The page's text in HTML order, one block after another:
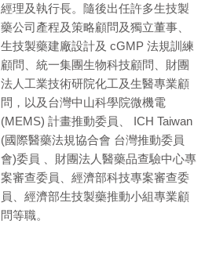
經理及執行長。隨後出任許多生技製
藥公司產程及策略顧問及獨立董事、
生技製藥建廠設計及 cGMP 法規訓練
顧問、統一集團生物科技顧問、財團
法人工業技術研院化工及生醫專業顧
問，以及台灣中山科學院微機電
(MEMS) 計畫推動委員、 ICH Taiwan
(國際醫藥法規協合會 台灣推動委員
會)委員 、財團法人醫藥品查驗中心專
案審查委員、經濟部科技專案審查委
員、經濟部生技製藥推動小組專業顧
問等職。